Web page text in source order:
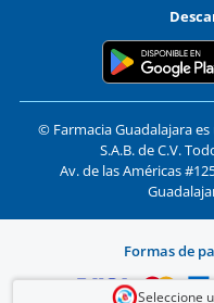
Seleccione
© Farmacia Guadalajara
S.A.B. de C.V.
Av. de las Américas
Formas de